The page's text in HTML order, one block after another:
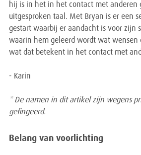
hij is in het in het contact met anderen
uitgesproken taal. Met Bryan is er een
gestart waarbij er aandacht is voor zijn
waarin hem geleerd wordt wat wensen
wat dat betekent in het contact met
- Karin
* De namen in dit artikel zijn wegens
gefingeerd.
Belang van voorlichting